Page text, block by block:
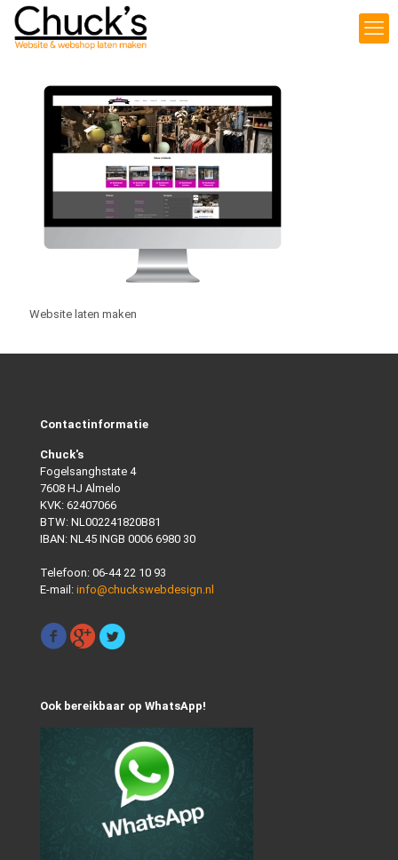
Website laten maken
Contactinformatie
Chuck's
Fogelsanghstate 4
7608 HJ Almelo
KVK: 62407066
BTW: NL002241820B81
IBAN: NL45 INGB 0006 6980 30
Telefoon: 06-44 22 10 93
E-mail: info@chuckswebdesign.nl
Ook bereikbaar op WhatsApp!